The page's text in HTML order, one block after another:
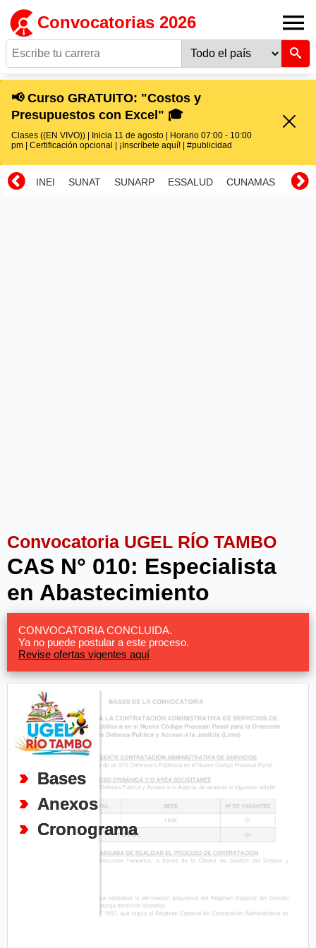
Convocatorias 2026
📢 Curso GRATUITO: "Costos y
Presupuestos con Excel" 🎓
Clases ((EN VIVO)) | Inicia 11 de agosto | Horario 07:00 - 10:00
pm | Certificación opcional | ¡Inscríbete aquí! | #publicidad
INEI SUNAT SUNARP ESSALUD CUNAMAS
Convocatoria UGEL RÍO TAMBO
CAS N° 010: Especialista
en Abastecimiento
CONVOCATORIA CONCLUIDA.
Ya no puede postular a este proceso.
Revise ofertas vigentes aquí
Bases
Anexos
Cronograma